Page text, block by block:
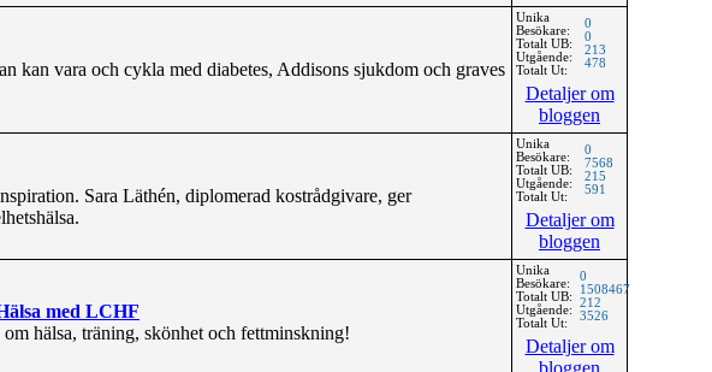
kan vara och cykla med diabetes, Addisons sjukdom och graves
Unika
Besökare:
Totalt UB:
Utgående:
Totalt Ut:
0
0
213
478
Detaljer om
bloggen
Sara Läthén, diplomerad kostrådgivare, ger
Unika
Besökare:
Totalt UB:
Utgående:
Totalt Ut:
0
7568
215
591
Detaljer om
bloggen
med LCHF
hälsa, träning, skönhet och fettminskning!
Unika
Besökare:
Totalt UB:
Utgående:
Totalt Ut:
0
1508467
212
3526
Detaljer om
bloggen